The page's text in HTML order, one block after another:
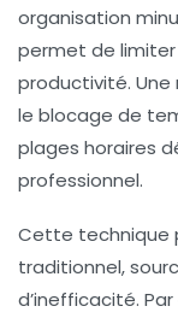
organisation
permet de
productivité.
le blocage de
plages horaires
professionnel.
Cette technique
traditionnel,
d’inefficacité.